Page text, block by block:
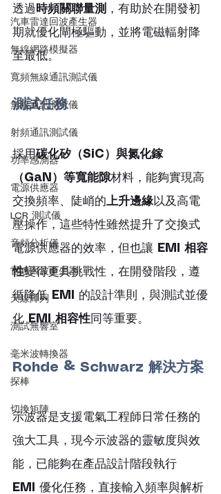
汽車雷達回波產生器
無線網路模擬器
寬頻無線通訊測試儀
無線通訊測試儀
射頻通訊測試儀
功率感測器
電源供應器
LCR 測試儀
音頻分析儀
雷達回波產生器
天線陣列
測試無響室
毫米波轉換器
探棒
切換矩陣
透過 時頻關聯量測 ，有助於在開發初
期就優化閘極驅動，並將電磁輻射降
至最低。
測試任務
採用碳化矽（SiC）與氮化鎵
（GaN）等寬能隙材料，能夠實現高
交換頻率、陡峭的 上升邊緣以及高電
壓操作，這些特性雖然提升了交換式
電源供應器的效率，但也讓 EMI 相容
性變得更具挑戰性，在開發階段，遵
循降低 EMI 的設計準則，與測試並優
化 EMI 相容性 同等重要。
Rohde & Schwarz 解決方案
示波器是支援電氣工程師日常任務的
強大工具，現今示波器的靈敏度與效
能，已能夠在產品設計階段執行
EMI 優化任務，直接輸入頻率與解析